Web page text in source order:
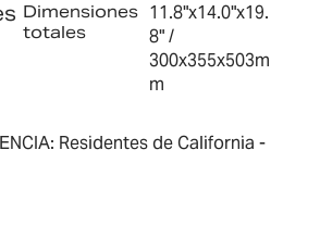
Dimensiones
totales
11.8"x14.0"x19.
8" /
300x355x503m
m
Residentes de California -